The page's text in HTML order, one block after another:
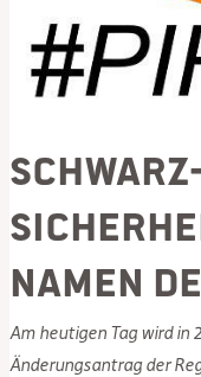
Namen
Am heutigen Tag wird in
Änderungsantrag der